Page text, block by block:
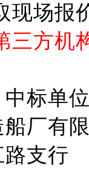
现场报
三方机
标单
厂有
支行